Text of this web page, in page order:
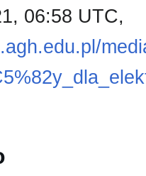
06:58 UTC,